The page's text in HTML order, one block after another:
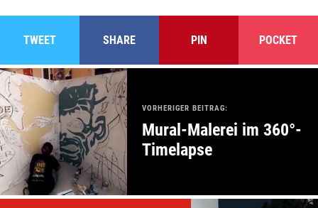
TWEET SHARE PIN POCKET
VORHERIGER BEITRAG:
Mural-Malerei im 360°-
Timelapse